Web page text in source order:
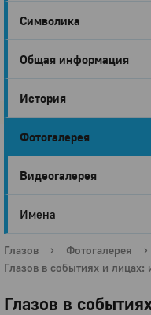
Город
Глазов
Символика
Общая информация
История
Фотогалерея
Видеогалерея
Имена
Глазов › Фотогалерея ›
Глазов в событиях и лицах:
Глазов в